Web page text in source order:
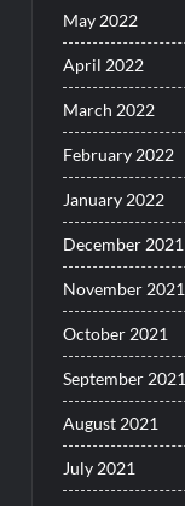
May 2022
April 2022
March 2022
February 2022
January 2022
December 2021
November 2021
October 2021
September 2021
August 2021
July 2021